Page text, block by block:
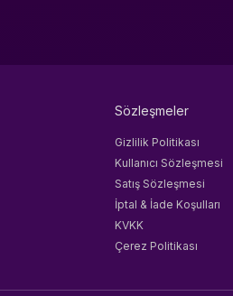
Sözleşmeler
Gizlilik Politikası
Kullanıcı Sözleşmesi
Satış Sözleşmesi
İptal & İade Koşulları
KVKK
Çerez Politikası